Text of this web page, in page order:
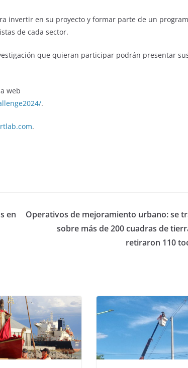
invertir en su proyecto y formar parte de un
de cada sector.
que quieran participar podrán presentar
web
.
.
en
Operativos de mejoramiento urbano: se
sobre más de 200 cuadras de
retiraron 110